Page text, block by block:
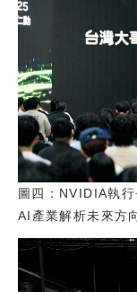
圖四：NVIDIA執
AI產業解析未來方